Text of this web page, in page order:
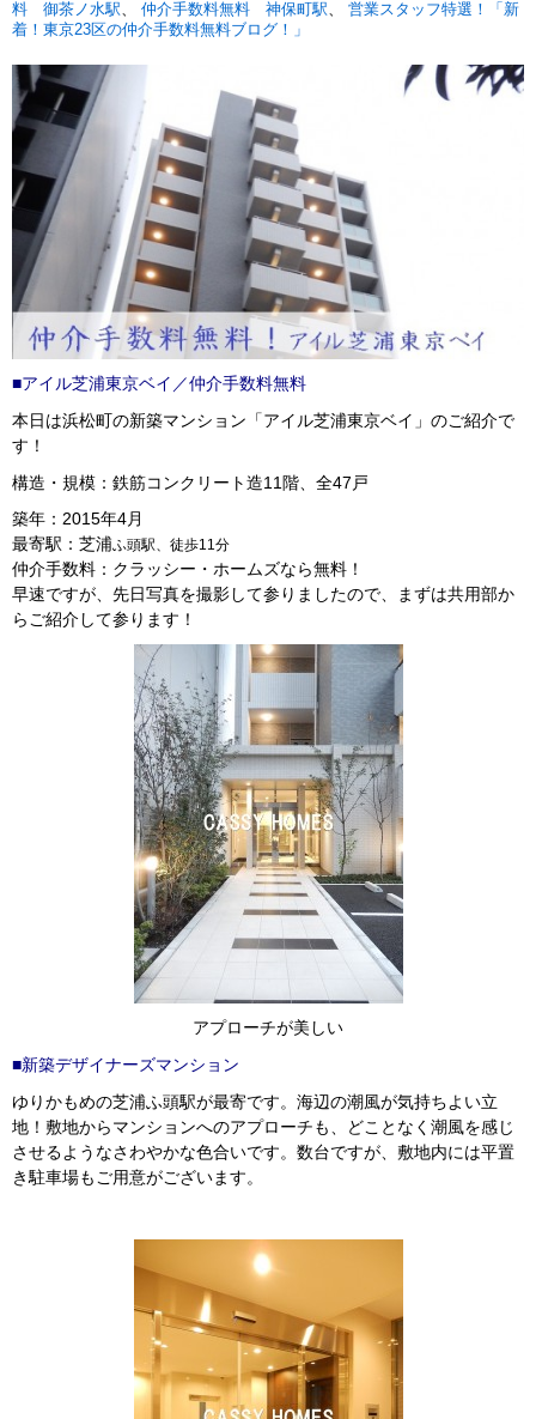
料 御茶ノ水駅
仲介手数料無料 神保町駅
営業スタッフ特選！「新
着！東京23区の仲介手数料無料ブログ！」
■アイル芝浦東京ベイ／仲介手数料無料
本日は浜松町の新築マンション「アイル芝浦東京ベイ」のご紹介で
す！
構造・規模：鉄筋コンクリート造11階、全47戸
築年：2015年4月
最寄駅：芝浦ふ頭駅、徒歩11分
仲介手数料：クラッシー・ホームズなら無料！
早速ですが、先日写真を撮影して参りましたので、まずは共用部か
らご紹介して参ります！
アプローチが美しい
■新築デザイナーズマンション
ゆりかもめの芝浦ふ頭駅が最寄です。海辺の潮風が気持ちよい立
地！敷地からマンションへのアプローチも、どことなく潮風を感じ
させるようなさわやかな色合いです。数台ですが、敷地内には平置
き駐車場もご用意がございます。